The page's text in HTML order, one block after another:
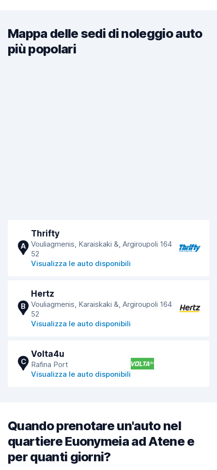
Mappa delle sedi di noleggio auto
più popolari
A
Thrifty
Vouliagmenis, Karaiskaki &, Argiroupoli 164
52
Visualizza le auto disponibili
B
Hertz
Vouliagmenis, Karaiskaki &, Argiroupoli 164
52
Visualizza le auto disponibili
C
Volta4u
Rafina Port
Visualizza le auto disponibili
Quando prenotare un'auto nel
quartiere Euonymeia ad Atene e
per quanti giorni?